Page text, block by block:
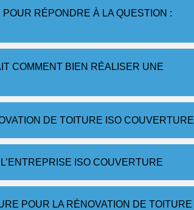
RÉPONDRE À LA QUESTION :
COMMENT BIEN RÉALISER UNE
DE TOITURE ISO COUVERTURE
ISO COUVERTURE
POUR LA RÉNOVATION DE TOITURE